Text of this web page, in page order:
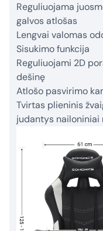
Reguliuojama
galvos atlošas
Lengvai valomas
Sisukimo funkcija
Reguliuojami 2D
dešinę
Atlošo pasvirimo
Tvirtas plieninis
judantys nailoniniai